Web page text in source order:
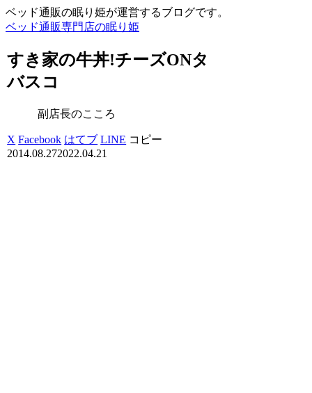
ベッド通販の眠り姫が運営するブログです。
ベッド通販専門店の眠り姫
すき家の牛丼!チーズONタ
バスコ
副店長のこころ
X Facebook はてブ LINE コピー
2014.08.272022.04.21